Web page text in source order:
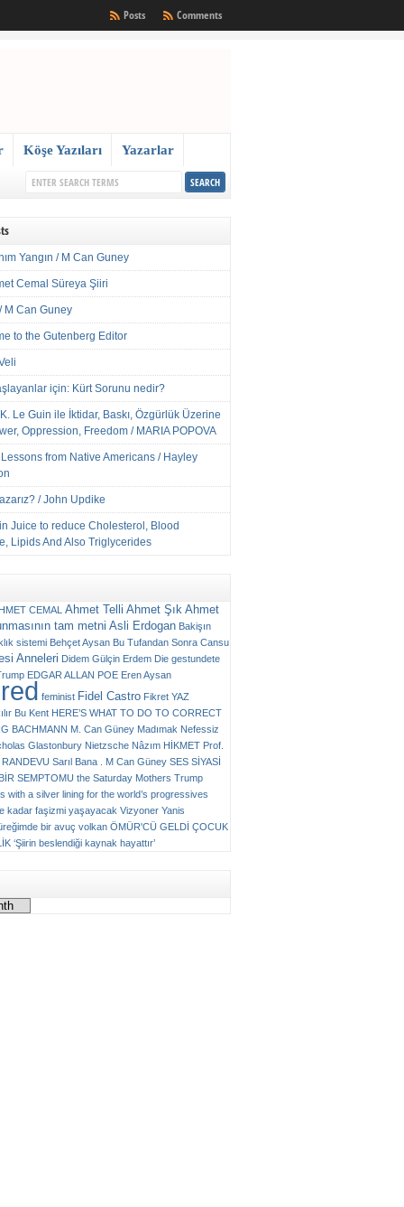
Comments
Posts
Köşe Yazıları Yazarlar
Yangın / M Can Guney
Cemal Süreya Şiiri
M Can Guney
to the Gutenberg Editor
için: Kürt Sorunu nedir?
Le Guin ile İktidar, Baskı, Özgürlük Üzerine
Oppression, Freedom / MARIA POPOVA
from Native Americans / Hayley
/ John Updike
Juice to reduce Cholesterol, Blood
Lipids And Also Triglycerides
CEMAL Ahmet Telli Ahmet Şık Ahmet
tam metni Asli Erdogan Bakişın
sistemi Behçet Aysan Bu Tufandan Sonra Cansu
Anneleri Didem Gülçin Erdem Die gestundete
EDGAR ALLAN POE Eren Aysan
feminist Fidel Castro Fikret YAZ
Bu Kent HERE’S WHAT TO DO TO CORRECT
BACHMANN M. Can Güney Madımak Nefessiz
Glastonbury Nietzsche Nâzım HİKMET Prof.
RANDEVU Sarıl Bana . M Can Güney SES SİYASİ
SEMPTOMU the Saturday Mothers Trump
with a silver lining for the world’s progressives
kadar faşizmi yaşayacak Vizyoner Yanis
bir avuç volkan ÖMÜR'CÜ GELDİ ÇOCUK
‘Şiirin beslendiği kaynak hayattır’